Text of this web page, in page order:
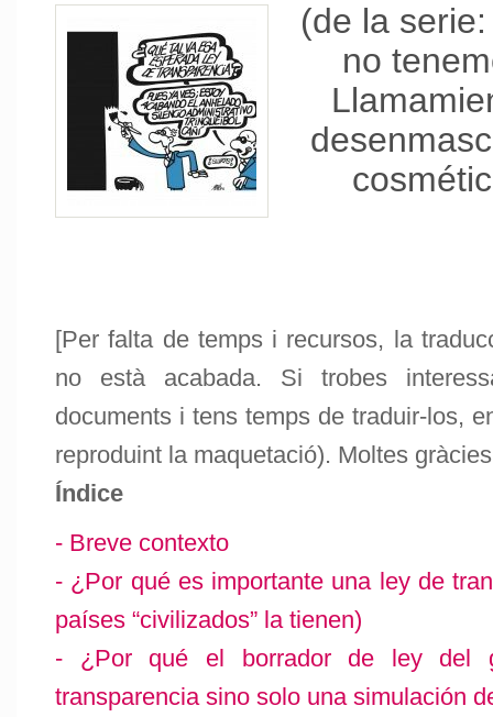
(de la
no
[Per falta de temps i recursos, la
no està acabada. Si trobes
documents i tens temps de traduir-los,
reproduint la maquetació). Moltes
Índice
- Breve contexto
- ¿Por qué es importante una ley de
países “civilizados” la tienen)
- ¿Por qué el borrador de ley del
transparencia sino solo una simulación